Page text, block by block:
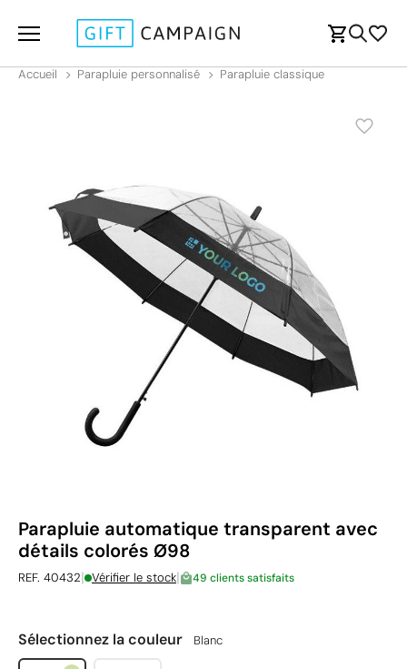
Accueil Parapluie personnalisé Parapluie classique
Parapluie automatique transparent avec
détails colorés Ø98
REF. 40432| Vérifier le stock| 49 clients satisfaits
Sélectionnez la couleur Blanc